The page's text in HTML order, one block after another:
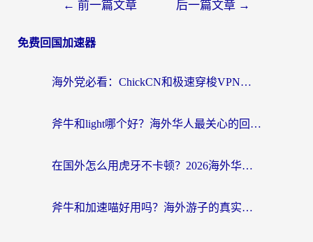
← 前一篇文章 后一篇文章 →
免费回国加速器
海外党必看：ChickCN和极速穿梭VPN好用吗？3招教你选对回国加速器无缝刷国内资源
斧牛和light哪个好？海外华人最关心的回国加速器选择难题，一篇讲透
在国外怎么用虎牙不卡顿？2026海外华人亲测有效的回国加速器选择指南
斧牛和加速喵好用吗？海外游子的真实选择困境